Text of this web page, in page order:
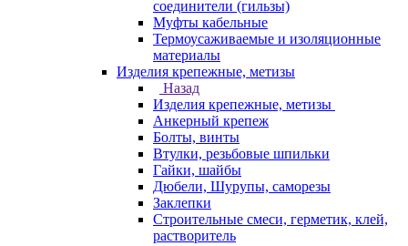
соединители (гильзы)
Муфты кабельные
Термоусаживаемые и изоляционные
материалы
Изделия крепежные, метизы
Назад
Изделия крепежные, метизы
Анкерный крепеж
Болты, винты
Втулки, резьбовые шпильки
Гайки, шайбы
Дюбели, Шурупы, саморезы
Заклепки
Строительные смеси, герметик, клей,
растворитель